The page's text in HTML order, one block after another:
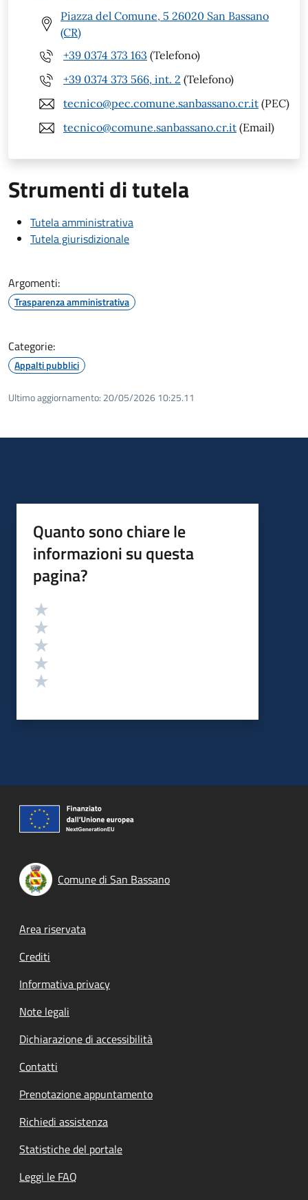
Piazza del Comune, 5 26020 San Bassano
(CR)
+39 0374 373 163 (Telefono)
+39 0374 373 566, int. 2 (Telefono)
tecnico@pec.comune.sanbassano.cr.it (PEC)
tecnico@comune.sanbassano.cr.it (Email)
Strumenti di tutela
Tutela amministrativa
Tutela giurisdizionale
Argomenti:
Trasparenza amministrativa
Categorie:
Appalti pubblici
Ultimo aggiornamento: 20/05/2026 10:25.11
Quanto sono chiare le
informazioni su questa
pagina?
Valutazione
Comune di San Bassano
Footer menu
Area riservata
Crediti
Informativa privacy
Note legali
Dichiarazione di accessibilità
Contatti
Prenotazione appuntamento
Richiedi assistenza
Statistiche del portale
Leggi le FAQ